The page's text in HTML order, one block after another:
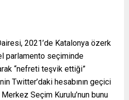
2021’de Katalonya özerk
parlamento seçiminde
“nefreti teşvik ettiği”
Twitter’daki hesabının geçici
Seçim Kurulu’nun bunu